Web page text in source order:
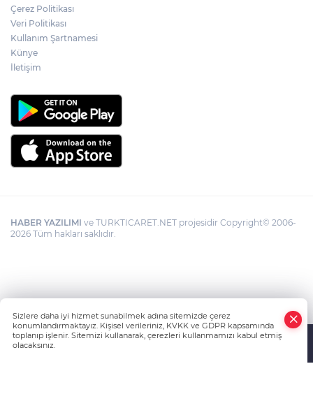
Çerez Politikası
Veri Politikası
Kullanım Şartnamesi
Künye
İletişim
HABER YAZILIMI ve TURKTICARET.NET projesidir Copyright© 2006-
2026 Tüm hakları saklıdır.
Sizlere daha iyi hizmet sunabilmek adına sitemizde çerez
konumlandırmaktayız. Kişisel verileriniz, KVKK ve GDPR kapsamında
toplanıp işlenir. Sitemizi kullanarak, çerezleri kullanmamızı kabul etmiş
olacaksınız.